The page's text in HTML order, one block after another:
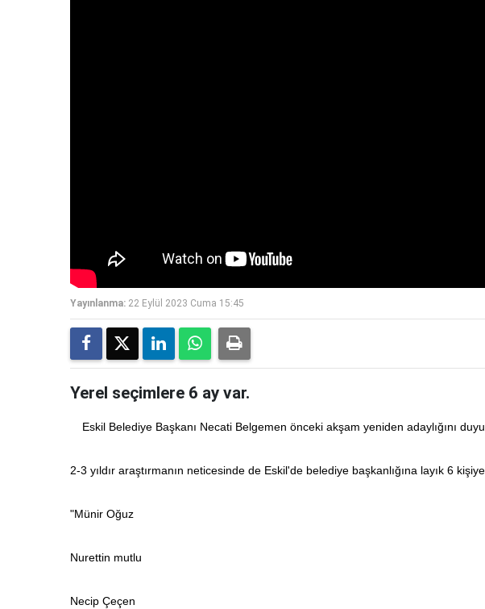
Yayınlanma: 22 Eylül 2023 Cuma 15:45
Yerel seçimlere 6 ay var.
Eskil Belediye Başkanı Necati Belgemen önceki akşam yeniden adaylığını
2-3 yıldır araştırmanın neticesinde de Eskil'de belediye başkanlığına layık 6
"Münir Oğuz
Nurettin mutlu
Necip Çeçen